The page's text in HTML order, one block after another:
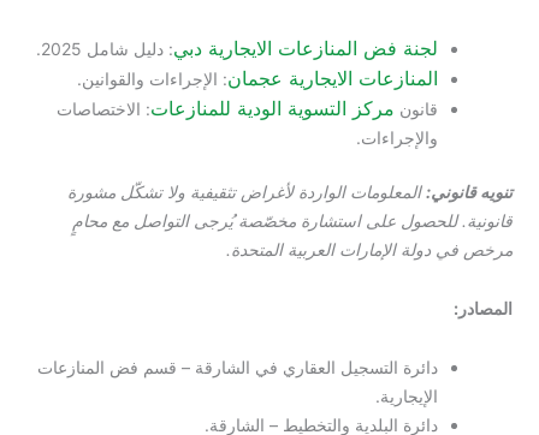
لجنة فض المنازعات الايجارية دبي: دليل شامل 2025.
المنازعات الايجارية عجمان: الإجراءات والقوانين.
قانون مركز التسوية الودية للمنازعات: الاختصاصات
والإجراءات.
تنويه قانوني:المعلومات الواردة لأغراض تثقيفية ولا تشكّل مشورة
قانونية. للحصول على استشارة مخصّصة يُرجى التواصل مع محامٍ
مرخص في دولة الإمارات العربية المتحدة.
المصادر:
دائرة التسجيل العقاري في الشارقة – قسم فض المنازعات
الإيجارية.
دائرة البلدية والتخطيط – الشارقة.